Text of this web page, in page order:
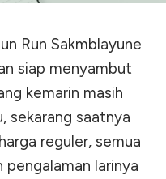
Run Sakmblayune
siap menyambut
kemarin masih
sekarang saatnya
reguler, semua
larinya